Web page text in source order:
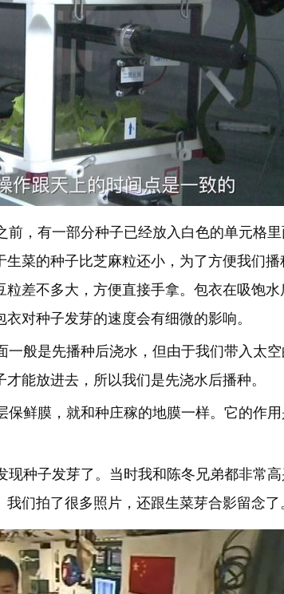
，有一部分种子已经放入白色的单元格
菜的种子比芝麻粒还小，为了方便我们播
差不多大，方便直接手拿。包衣在吸饱水
对种子发芽的速度会有细微的影响。
般是先播种后浇水，但由于我们带入太
能放进去，所以我们是先浇水后播种。
鲜膜，就和种庄稼的地膜一样。它的作用
种子发芽了。当时我和陈冬兄弟都非常
们拍了很多照片，还跟生菜芽合影留念了